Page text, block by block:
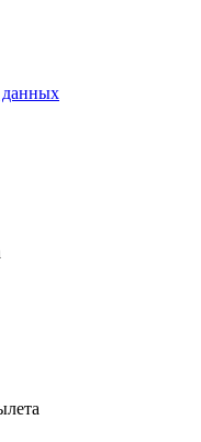
данных